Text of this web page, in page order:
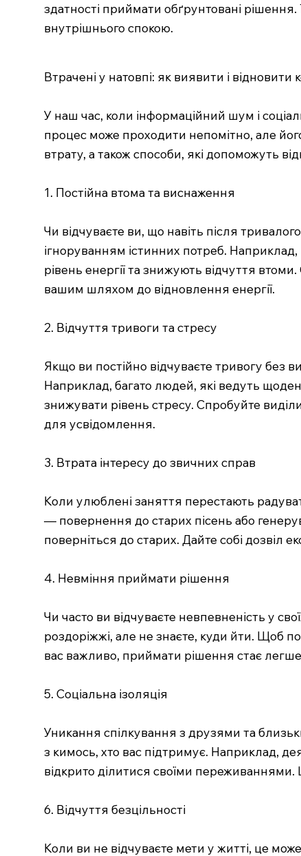
здатності приймати обґрунтовані рішення.
внутрішнього спокою.
Втрачені у натовпі: як виявити і відновити
У наш час, коли інформаційний шум і
процес може проходити непомітно, але
втрату, а також способи, які допоможуть
1. Постійна втома та виснаження
Чи відчуваєте ви, що навіть після
ігноруванням істинних потреб.
рівень енергії та знижують відчуття
вашим шляхом до відновлення енергії.
2. Відчуття тривоги та стресу
Якщо ви постійно відчуваєте тривогу без
Наприклад, багато людей, які ведуть
знижувати рівень стресу. Спробуйте
для усвідомлення.
3. Втрата інтересу до звичних справ
Коли улюблені заняття перестають
— повернення до старих пісень або
поверніться до старих. Дайте собі
4. Невміння приймати рішення
Чи часто ви відчуваєте невпевненість у
роздоріжжі, але не знаєте, куди йти. Щоб
вас важливо, приймати рішення стає
5. Соціальна ізоляція
Уникання спілкування з друзями та
з кимось, хто вас підтримує. Наприклад,
відкрито ділитися своїми
6. Відчуття безцільності
Коли ви не відчуваєте мети у житті, це може